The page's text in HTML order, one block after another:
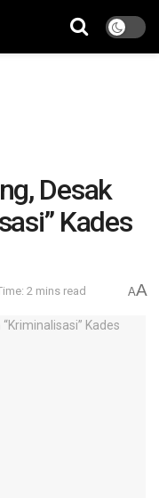
Desak
Kades
2 mins read AA